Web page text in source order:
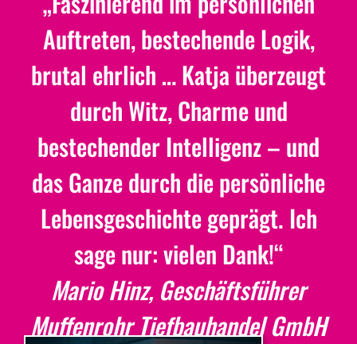
Erfolgsgeschichten
News/Media
Auftreten, bestechende Logik,
brutal ehrlich … Katja überzeugt
durch Witz, Charme und
bestechender Intelligenz – und
das Ganze durch die persönliche
Lebensgeschichte geprägt. Ich
sage nur: vielen Dank!“
Mario Hinz, Geschäftsführer
Muffenrohr Tiefbauhandel GmbH